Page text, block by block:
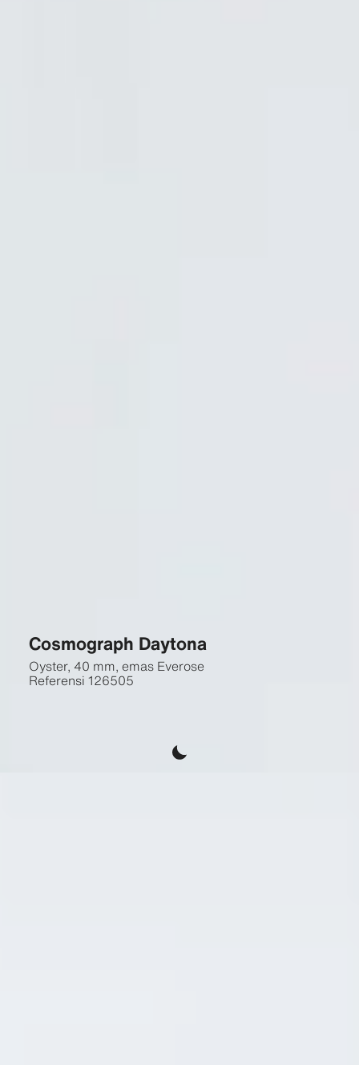
Cosmograph Daytona
Oyster, 40 mm, emas Everose
Referensi 126505